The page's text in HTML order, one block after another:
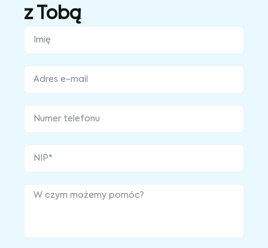
z Tobą